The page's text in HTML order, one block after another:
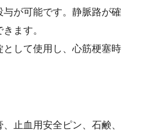
が可能です。静脈路が確
ます。
して使用し、心筋梗塞時
止血用安全ピン、石鹸、